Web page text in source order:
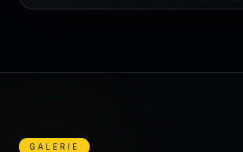
GALERIE